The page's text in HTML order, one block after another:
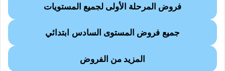
فروض المرحلة الأولى لجميع المستويات
جميع فروض المستوى السادس ابتدائي
المزيد من الفروض